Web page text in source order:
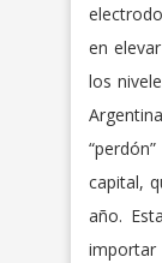
en
los
capital,
año.